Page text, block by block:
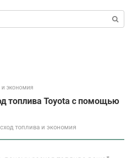
и экономия
топлива Toyota с помощью
топлива и экономия